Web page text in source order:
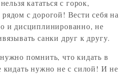
кататься с горок,
с дорогой! Вести себя на
и дисциплинированно, не
санки друг к другу.
помнить, что кидать в
кидать нужно не с силой! И не